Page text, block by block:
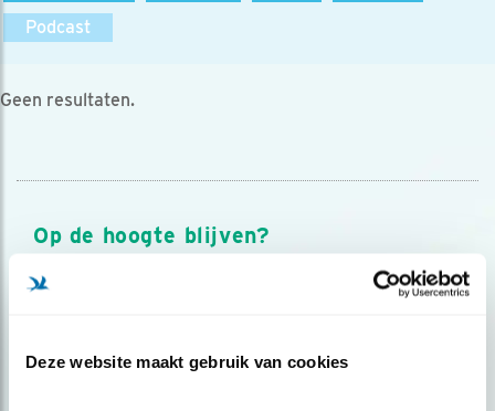
Deze website maakt gebruik van cookies
Podcast
Geen resultaten.
Op de hoogte blijven?
Meld je aan en ontvang nieuws, inspiratie, acties en tips
over vogels en activiteiten van Vogelbescherming.